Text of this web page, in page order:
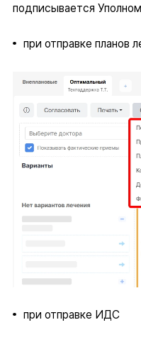
подписывается
при отправке планов
при отправке ИДС